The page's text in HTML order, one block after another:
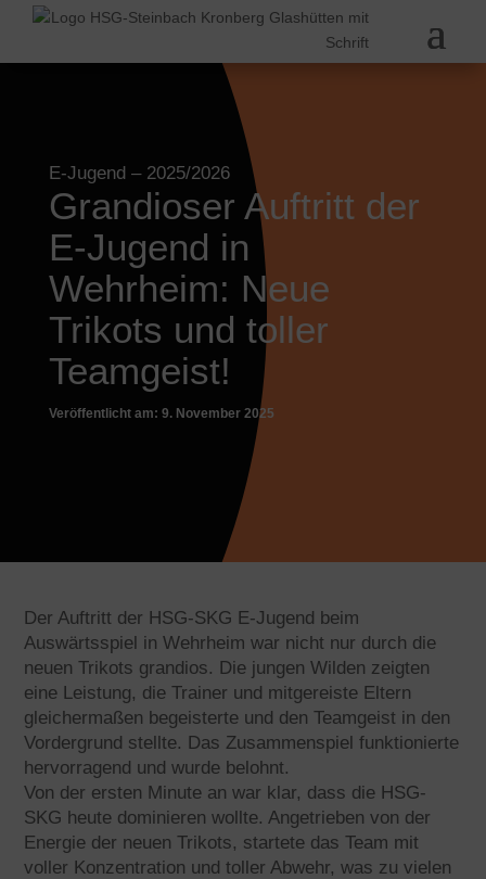
E-Jugend– 2025/2026
Grandioser Auftritt der
E-Jugend in
Wehrheim: Neue
Trikots und toller
Teamgeist!
Veröffentlicht am: 9. November 2025
Der Auftritt der HSG-SKG E-Jugend beim
Auswärtsspiel in Wehrheim war nicht nur durch die
neuen Trikots grandios. Die jungen Wilden zeigten
eine Leistung, die Trainer und mitgereiste Eltern
gleichermaßen begeisterte und den Teamgeist in den
Vordergrund stellte. Das Zusammenspiel funktionierte
hervorragend und wurde belohnt.
Von der ersten Minute an war klar, dass die HSG-
SKG heute dominieren wollte. Angetrieben von der
Energie der neuen Trikots, startete das Team mit
voller Konzentration und toller Abwehr, was zu vielen